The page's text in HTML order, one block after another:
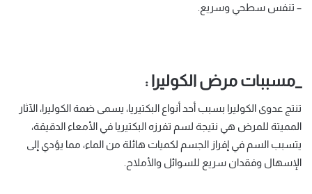
– تنفس سطحي وسريع.
_مسببات مرض الكوليرا :
تنتج عدوى الكوليرا بسبب أحد أنواع البكتيريا، يسمى ضمة الكوليرا، الآثار
المميتة للمرض هي نتيجة لسم تفرزه البكتيريا في الأمعاء الدقيقة،
يتسبب السم في إفراز الجسم لكميات هائلة من الماء، مما يؤدي إلى
الإسهال وفقدان سريع للسوائل والأملاح.